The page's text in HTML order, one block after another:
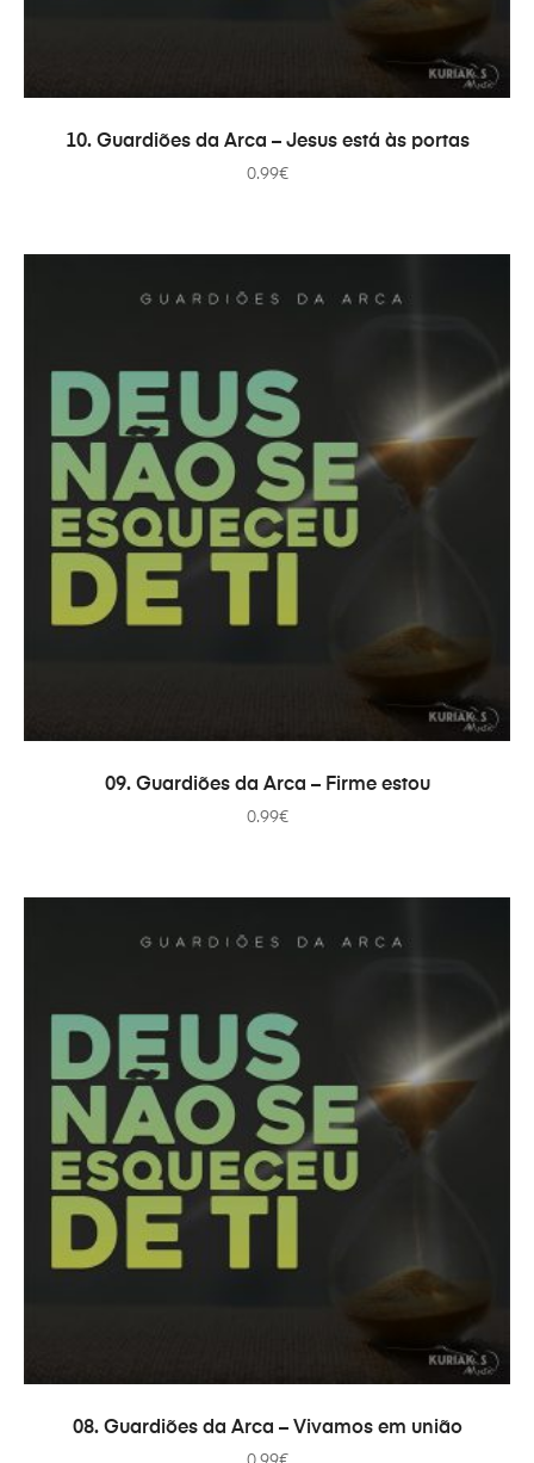
ADICIONAR
10. Guardiões da Arca – Jesus está às portas
0.99€
ADICIONAR
09. Guardiões da Arca – Firme estou
0.99€
ADICIONAR
08. Guardiões da Arca – Vivamos em união